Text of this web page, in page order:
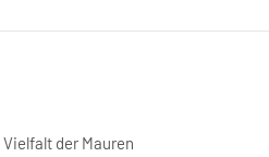
der Mauren